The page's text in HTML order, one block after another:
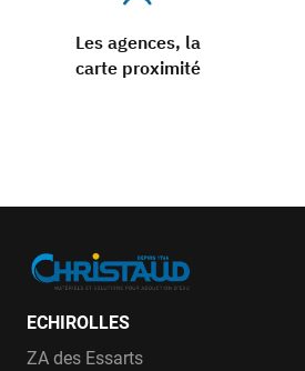
Les agences, la
carte proximité
ECHIROLLES
ZA des Essarts